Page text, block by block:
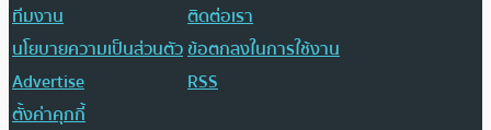
ทีมงาน
ติดต่อเรา
นโยบายความเป็นส่วนตัวข้อตกลงในการใช้งาน
Advertise
RSS
ตั้งค่าคุกกี้